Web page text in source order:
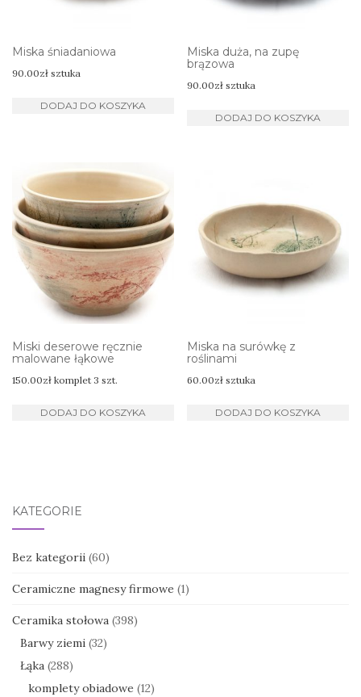
Miska śniadaniowa
90.00zł sztuka
DODAJ DO KOSZYKA
Miska duża, na zupę
brązowa
90.00zł sztuka
DODAJ DO KOSZYKA
Miski deserowe ręcznie
malowane łąkowe
150.00zł komplet 3 szt.
DODAJ DO KOSZYKA
Miska na surówkę z
roślinami
60.00zł sztuka
DODAJ DO KOSZYKA
KATEGORIE
Bez kategorii (60)
Ceramiczne magnesy firmowe (1)
Ceramika stołowa (398)
Barwy ziemi (32)
Łąka (288)
komplety obiadowe (12)